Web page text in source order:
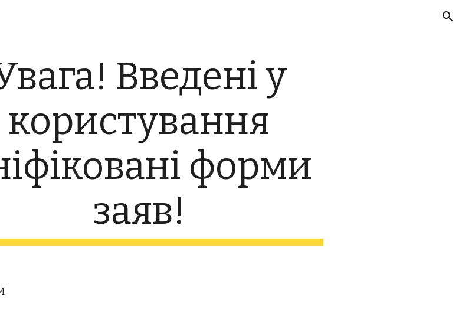
Введені у
користування
форми
заяв!